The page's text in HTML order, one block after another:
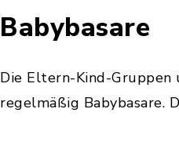
Babybasare
Die Eltern-Kind-Gruppen
regelmäßig Babybasare.